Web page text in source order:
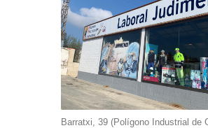
Barratxi, 39 (Polígono Industrial de